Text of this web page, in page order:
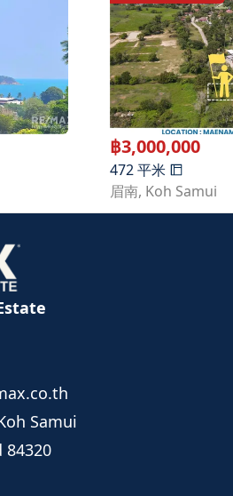
฿3,000,000
472平米
眉南, Koh Samui
Samui
84320